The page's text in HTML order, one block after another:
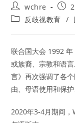
Post
author:
wchre
Post
Post反歧视教育 /
联合国大会 1992
或族裔、宗教和语
言》再次强调了各
由、母语使用和保
2020年3-4月期间，